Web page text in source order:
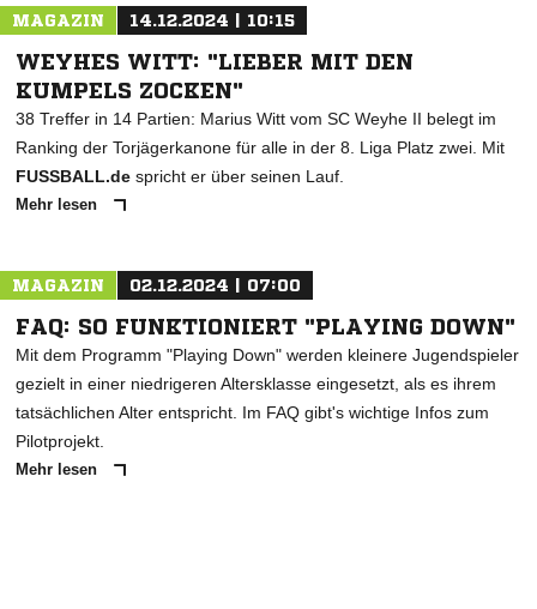
MAGAZIN 14.12.2024 | 10:15
WEYHES WITT: "LIEBER MIT DEN
KUMPELS ZOCKEN"
38 Treffer in 14 Partien: Marius Witt vom SC Weyhe II belegt im
Ranking der Torjägerkanone für alle in der 8. Liga Platz zwei. Mit
FUSSBALL.de spricht er über seinen Lauf.
Mehr lesen
MAGAZIN 02.12.2024 | 07:00
FAQ: SO FUNKTIONIERT "PLAYING DOWN"
Mit dem Programm "Playing Down" werden kleinere Jugendspieler
gezielt in einer niedrigeren Altersklasse eingesetzt, als es ihrem
tatsächlichen Alter entspricht. Im FAQ gibt's wichtige Infos zum
Pilotprojekt.
Mehr lesen